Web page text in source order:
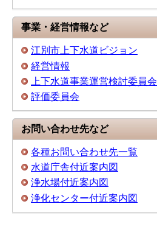
事業・経営情報など
江別市上下水道ビジョン
経営情報
上下水道事業運営検討委員会
評価委員会
お問い合わせ先など
各種お問い合わせ先一覧
水道庁舎付近案内図
浄水場付近案内図
浄化センター付近案内図